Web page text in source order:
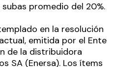
promedio del 20%.
en la resolución
emitida por el Ente
de la distribuidora
SA (Enersa). Los ítems